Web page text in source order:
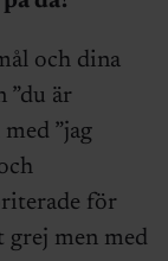
och dina
”du är
”jag
för
grej men med